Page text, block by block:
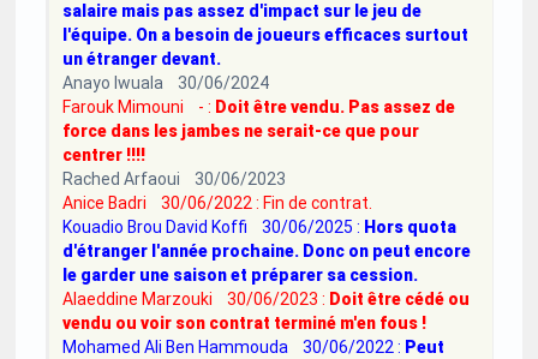
salaire mais pas assez d'impact sur le jeu de
l'équipe. On a besoin de joueurs efficaces surtout
un étranger devant.
Anayo Iwuala 30/06/2024
Farouk Mimouni - : Doit être vendu. Pas assez de
force dans les jambes ne serait-ce que pour
centrer !!!!
Rached Arfaoui 30/06/2023
Anice Badri 30/06/2022 : Fin de contrat.
Kouadio Brou David Koffi 30/06/2025 : Hors quota
d'étranger l'année prochaine. Donc on peut encore
le garder une saison et préparer sa cession.
Alaeddine Marzouki 30/06/2023 : Doit être cédé ou
vendu ou voir son contrat terminé m'en fous !
Mohamed Ali Ben Hammouda 30/06/2022 : Peut